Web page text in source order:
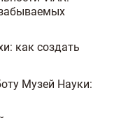
как создать
Музей Науки: